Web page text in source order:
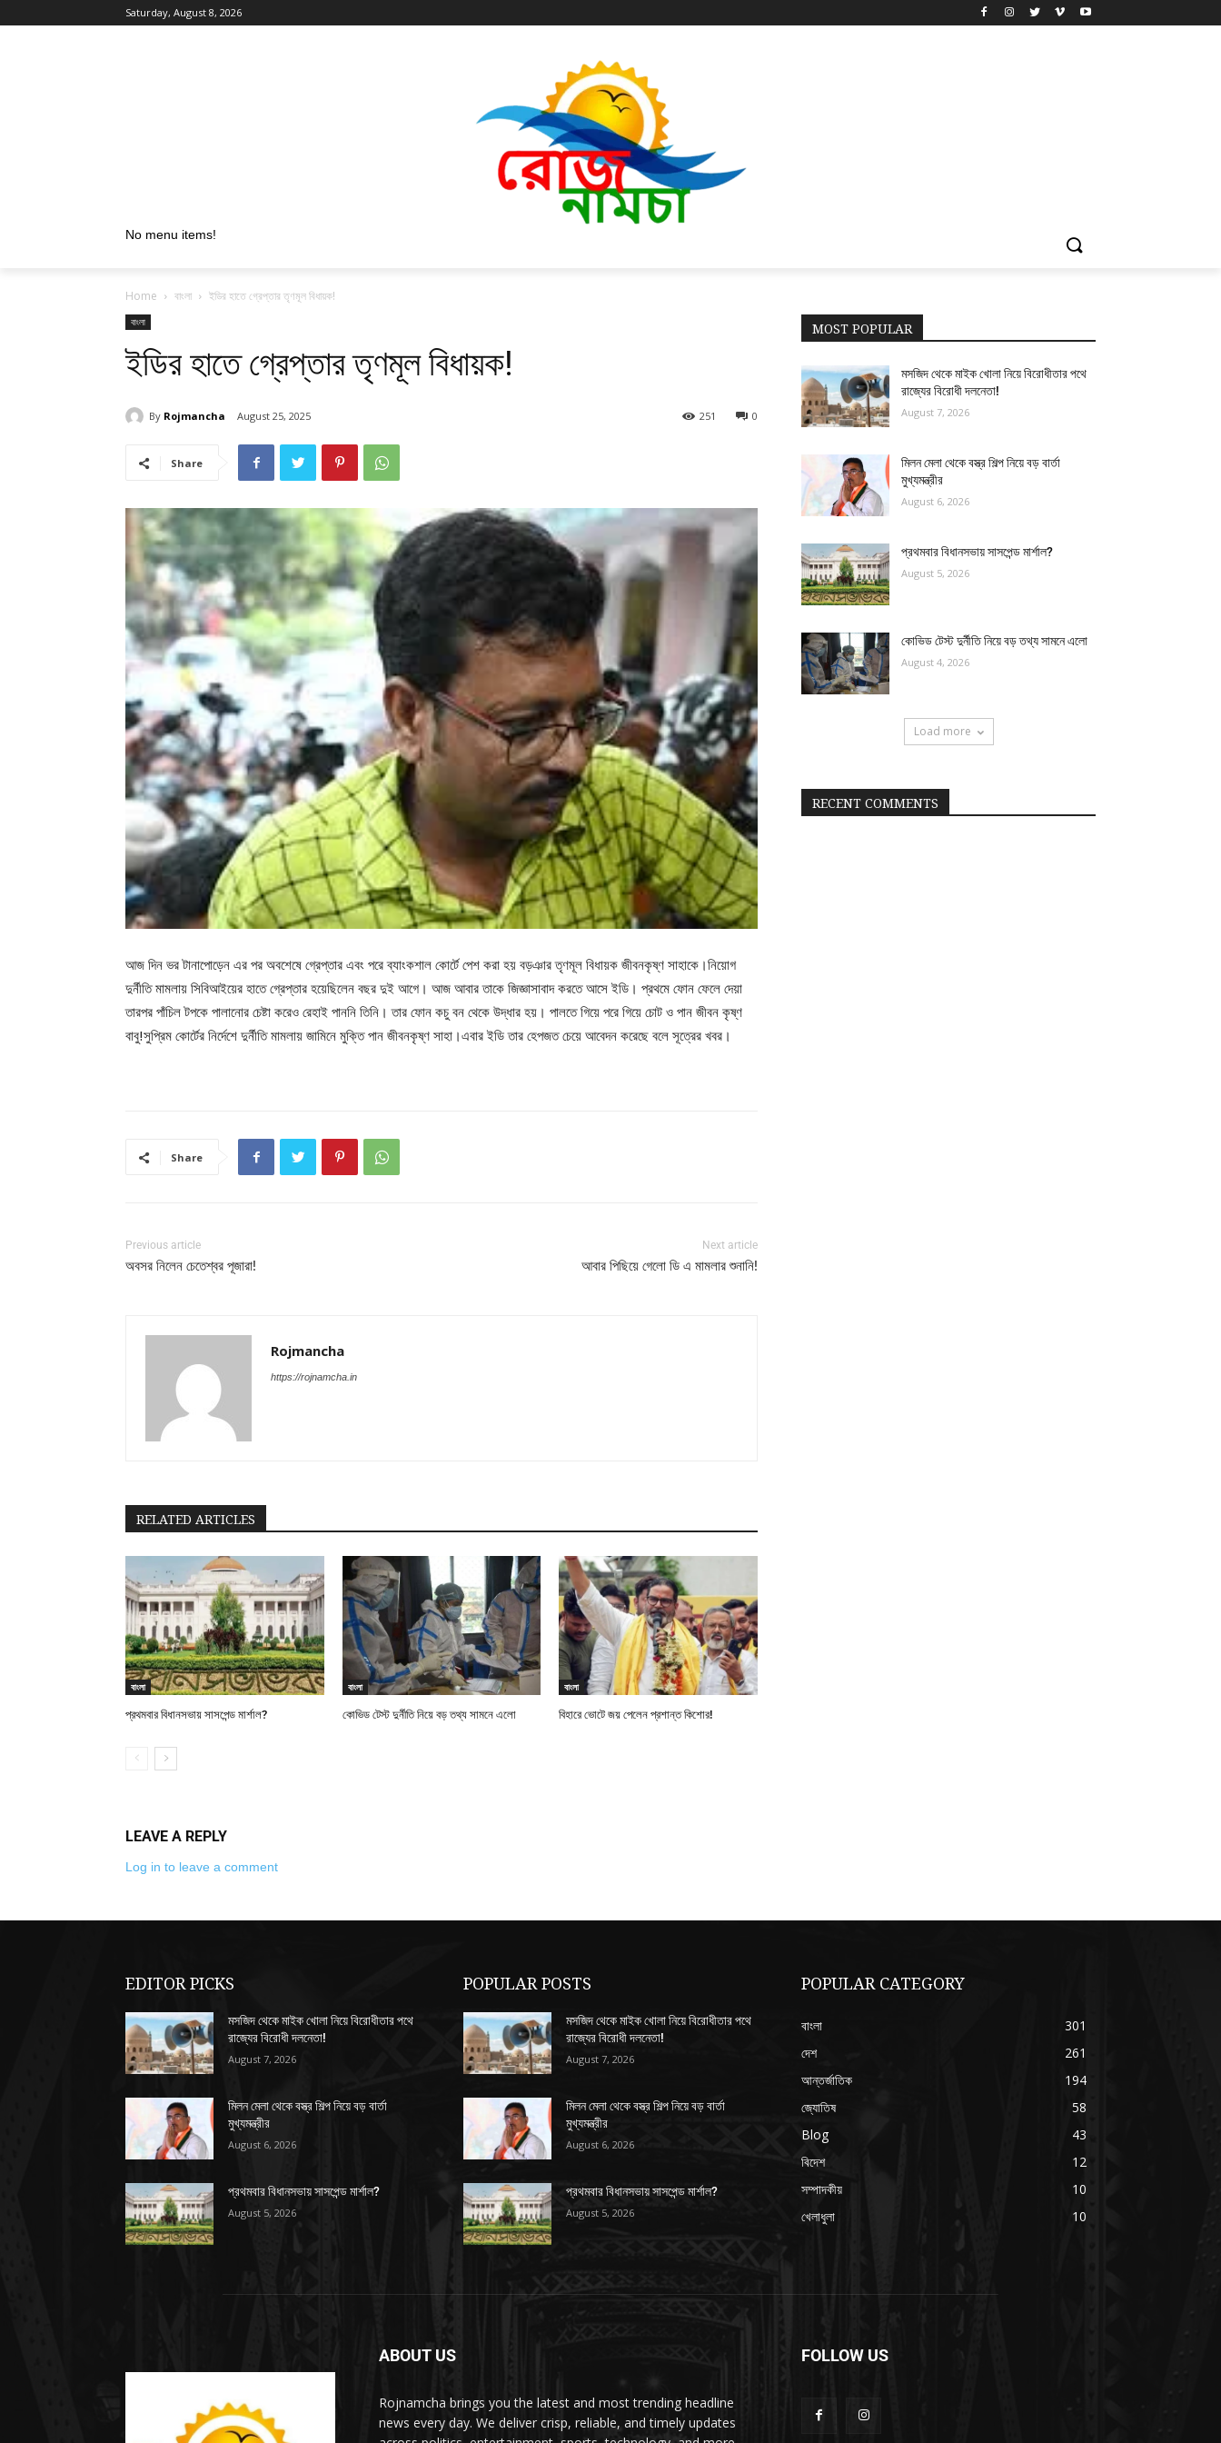
Saturday, August 8, 2026
No menu items!
Home বাংলা ইডির হাতে গ্রেপ্তার তৃণমূল বিধায়ক!
বাংলা
ইডির হাতে গ্রেপ্তার তৃণমূল বিধায়ক!
By Rojmancha August 25, 2025 0
251
Share
আজ দিন ভর টানাপোড়েন এর পর অবশেষে গ্রেপ্তার এবং পরে ব্যাংকশাল কোর্টে পেশ করা হয় বড়ঞার তৃণমূল বিধায়ক জীবনকৃষ্ণ সাহাকে।নিয়োগ
দুর্নীতি মামলায় সিবিআইয়ের হাতে গ্রেপ্তার হয়েছিলেন বছর দুই আগে। আজ আবার তাকে জিজ্ঞাসাবাদ করতে আসে ইডি। প্রথমে ফোন ফেলে দেয়া
তারপর পাঁচিল টপকে পালানোর চেষ্টা করেও রেহাই পাননি তিনি। তার ফোন কচু বন থেকে উদ্ধার হয়। পালতে গিয়ে পরে গিয়ে চোট ও পান জীবন কৃষ্ণ
বাবু!সুপ্রিম কোর্টের নির্দেশে দুর্নীতি মামলায় জামিনে মুক্তি পান জীবনকৃষ্ণ সাহা।এবার ইডি তার হেপজত চেয়ে আবেদন করেছে বলে সূত্রের খবর।
Share
Previous article
অবসর নিলেন চেতেশ্বর পূজারা!
Next article
আবার পিছিয়ে গেলো ডি এ মামলার শুনানি!
Rojmancha
https://rojnamcha.in
RELATED ARTICLES
বাংলা
প্রথমবার বিধানসভায় সাসপেন্ড মার্শাল?
বাংলা
কোভিড টেস্ট দুর্নীতি নিয়ে বড় তথ্য সামনে এলো
বাংলা
বিহারে ভোটে জয় পেলেন প্রশান্ত কিশোর!
LEAVE A REPLY
Log in to leave a comment
MOST POPULAR
মসজিদ থেকে মাইক খোলা নিয়ে বিরোধীতার পথে
রাজ্যের বিরোধী দলনেতা!
August 7, 2026
মিলন মেলা থেকে বস্ত্র শিল্প নিয়ে বড় বার্তা
মুখ্যমন্ত্রীর
August 6, 2026
প্রথমবার বিধানসভায় সাসপেন্ড মার্শাল?
August 5, 2026
কোভিড টেস্ট দুর্নীতি নিয়ে বড় তথ্য সামনে এলো
August 4, 2026
Load more
RECENT COMMENTS
EDITOR PICKS
মসজিদ থেকে মাইক খোলা নিয়ে বিরোধীতার পথে
রাজ্যের বিরোধী দলনেতা!
August 7, 2026
মিলন মেলা থেকে বস্ত্র শিল্প নিয়ে বড় বার্তা
মুখ্যমন্ত্রীর
August 6, 2026
প্রথমবার বিধানসভায় সাসপেন্ড মার্শাল?
August 5, 2026
POPULAR POSTS
মসজিদ থেকে মাইক খোলা নিয়ে বিরোধীতার পথে
রাজ্যের বিরোধী দলনেতা!
August 7, 2026
মিলন মেলা থেকে বস্ত্র শিল্প নিয়ে বড় বার্তা
মুখ্যমন্ত্রীর
August 6, 2026
প্রথমবার বিধানসভায় সাসপেন্ড মার্শাল?
August 5, 2026
POPULAR CATEGORY
বাংলা
301
দেশ
261
আন্তর্জাতিক
194
জ্যোতিষ
58
Blog
43
বিদেশ
12
সম্পাদকীয়
10
খেলাধুলা
10
ABOUT US
Rojnamcha brings you the latest and most trending headline
news every day. We deliver crisp, reliable, and timely updates
FOLLOW US